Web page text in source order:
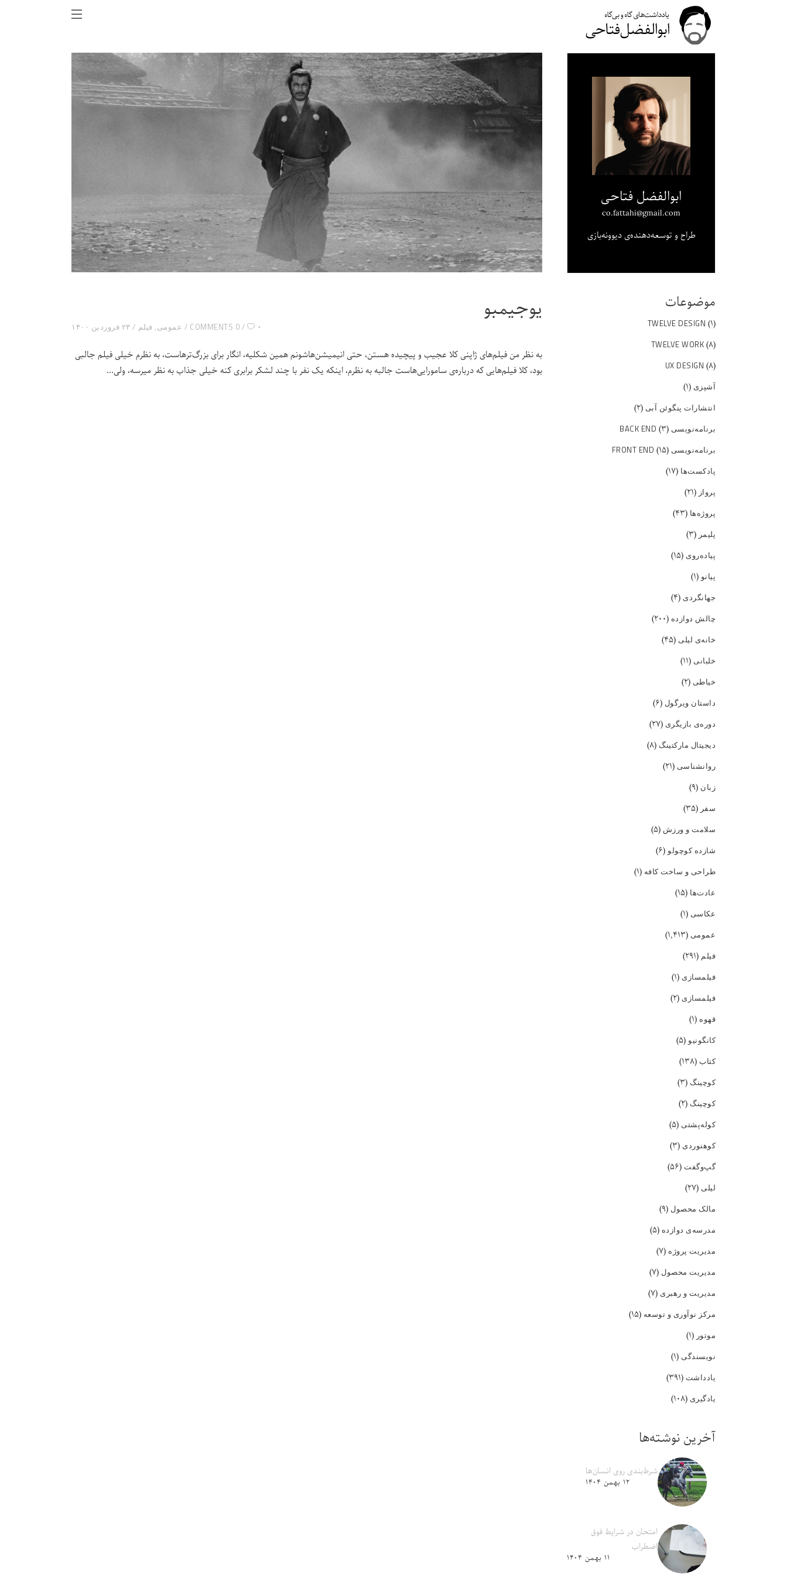
یوجیمبو
۲۳ فروردین ۱۴۰۰ عمومی, فیلم 0 COMMENTS ۰
به نظر من فیلم‌های ژاپنی کلا عجیب و پیچیده هستن، حتی انیمیشن‌هاشونم همین شکلیه، انگار برای بزرگ‌ترهاست، به نظرم خیلی فیلم جالبی
بود، کلا فیلم‌هایی که درباره‌ی سامورایی‌هاست جالبه به نظرم، اینکه یک نفر با چند لشکر برابری کنه خیلی جذاب به نظر میرسه، ولی
ابوالفضل فتاحی
co.fattahi@gmail.com
طراح و توسعه‌دهنده‌ی دیوونه‌بازی
موضوعات
TWELVE DESIGN (۱)
TWELVE WORK (۸)
UX DESIGN (۸)
آشپزی (۱)
انتشارات پنگوئن آبی (۲)
برنامه‌نویسی BACK END (۳)
برنامه‌نویسی FRONT END (۱۵)
پادکست‌ها (۱۷)
پرواز(۲۱)
پروژه‌ها (۴۳)
پلیمر(۳)
پیاده‌روی (۱۵)
پیانو(۱)
جهانگردی (۴)
چالش دوازده (۲۰۰)
خانه‌ی لیلی (۴۵)
خلبانی (۱۱)
خیاطی (۲)
داستان ویرگول (۶)
دوره‌ی بازیگری (۲۷)
دیجیتال مارکتینگ (۸)
روانشناسی (۲۱)
زبان (۹)
سفر(۳۵)
سلامت و ورزش (۵)
شازده کوچولو(۶)
طراحی و ساخت کافه (۱)
عادت‌ها (۱۵)
عکاسی (۱)
عمومی (۱,۴۱۳)
فیلم (۲۹۱)
فیلمسازی (۱)
فیلمسازی (۲)
قهوه (۱)
کانگونیو(۵)
کتاب (۱۳۸)
کوچینگ (۳)
کوچینگ (۲)
کوله‌پشتی (۵)
کوهنوردی (۳)
گپ‌و‌گفت (۵۶)
لیلی (۲۷)
مالک محصول (۹)
مدرسه‌ی دوازده (۵)
مدیریت پروژه (۷)
مدیریت محصول (۷)
مدیریت و رهبری (۷)
مرکز نوآوری و توسعه (۱۵)
موتور(۱)
نویسندگی (۱)
یادداشت (۳۹۱)
یادگیری (۱۰۸)
آخرین نوشته‌ها
شرط‌بندی روی انسان‌ها
۱۲ بهمن ۱۴۰۴
امتحان در شرایط فوق
اضطراب
۱۱ بهمن ۱۴۰۴